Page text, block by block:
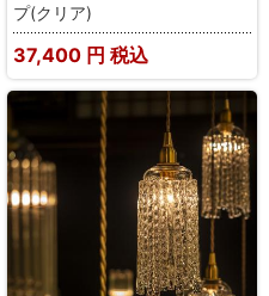
プ(クリア)
37,400 円 税込